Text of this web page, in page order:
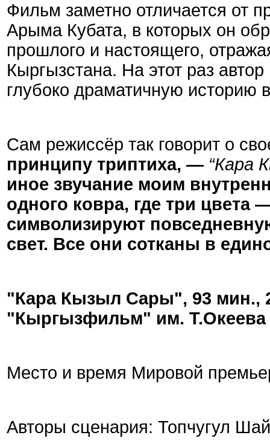
Фильм заметно отличается от
Арыма Кубата, в которых он
прошлого и настоящего,
Кыргызстана. На этот раз
глубоко драматичную историю
Сам режиссёр так говорит о
принципу триптиха, — “Кара
иное звучание моим
одного ковра, где три
символизируют
свет. Все они сотканы в
"Кара Кызыл Сары", 93 мин.,
"Кыргызфильм" им. Т.Океева
Место и время Мировой
Авторы сценария: Топчугул